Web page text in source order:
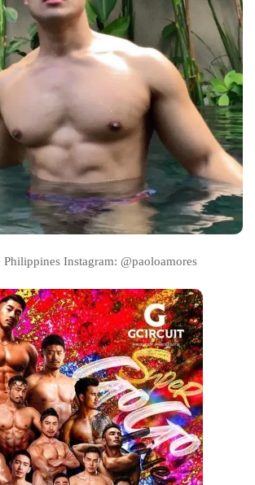
Philippines Instagram: @paoloamores